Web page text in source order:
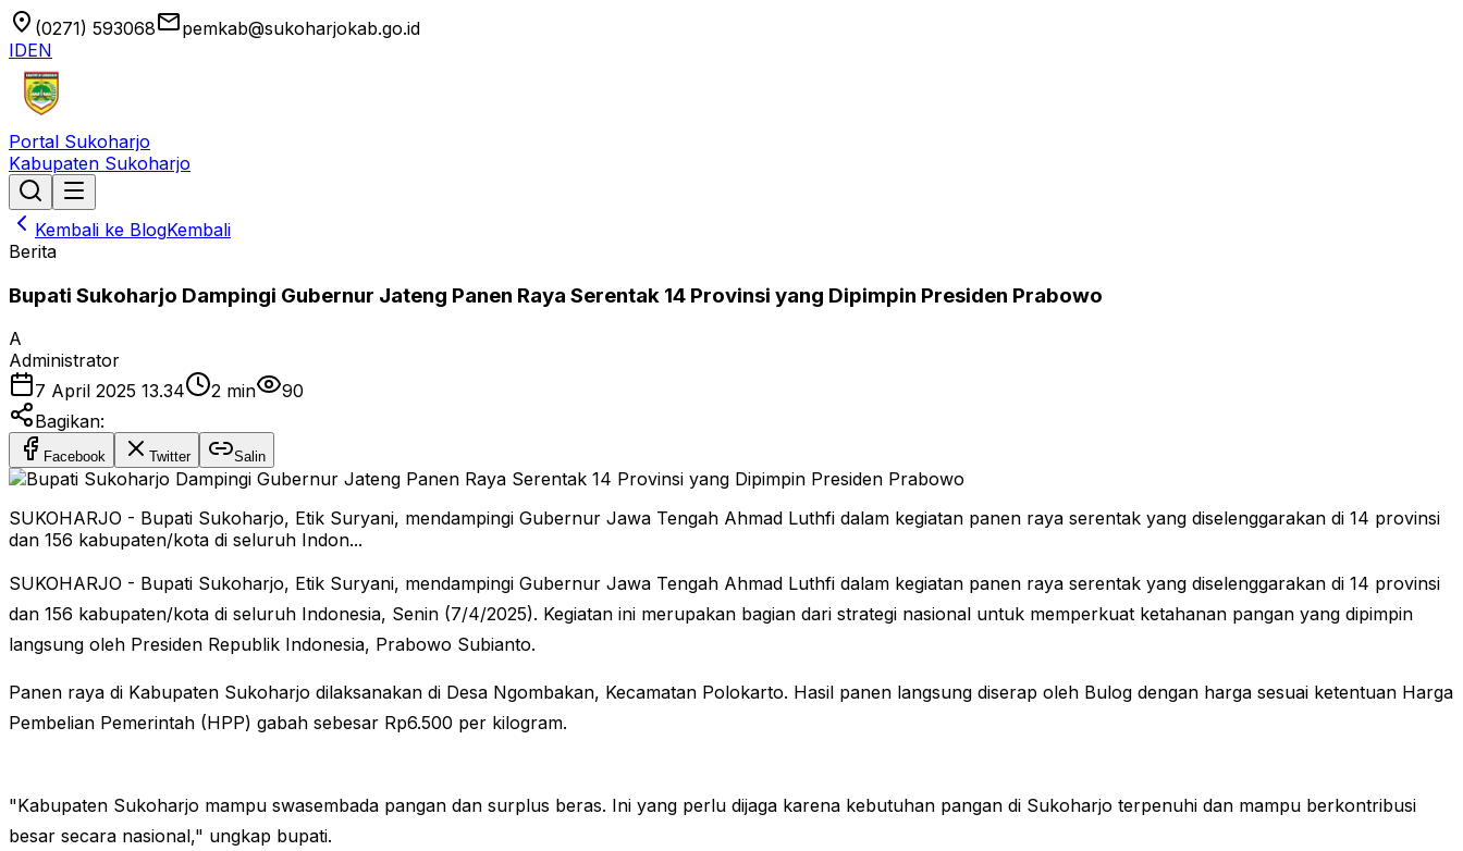
location_on (0271) 593068emailpemkab@sukoharjokab.go.id
IDEN
Portal Sukoharjo
Kabupaten Sukoharjo
Kembali ke BlogKembali
Berita
Bupati Sukoharjo Dampingi Gubernur Jateng Panen Raya Serentak 14 Provinsi yang Dipimpin Presiden Prabowo
A
Administrator
7 April 2025 13.34
2 min
90
Bagikan:
Facebook Twitter Salin
SUKOHARJO - Bupati Sukoharjo, Etik Suryani, mendampingi Gubernur Jawa Tengah Ahmad Luthfi dalam kegiatan panen raya serentak yang diselenggarakan di 14 provinsi
dan 156 kabupaten/kota di seluruh Indon...
SUKOHARJO - Bupati Sukoharjo, Etik Suryani, mendampingi Gubernur Jawa Tengah Ahmad Luthfi dalam kegiatan panen raya serentak yang diselenggarakan di 14 provinsi
dan 156 kabupaten/kota di seluruh Indonesia, Senin (7/4/2025). Kegiatan ini merupakan bagian dari strategi nasional untuk memperkuat ketahanan pangan yang dipimpin
langsung oleh Presiden Republik Indonesia, Prabowo Subianto.
Panen raya di Kabupaten Sukoharjo dilaksanakan di Desa Ngombakan, Kecamatan Polokarto. Hasil panen langsung diserap oleh Bulog dengan harga sesuai ketentuan Harga
Pembelian Pemerintah (HPP) gabah sebesar Rp6.500 per kilogram.
"Kabupaten Sukoharjo mampu swasembada pangan dan surplus beras. Ini yang perlu dijaga karena kebutuhan pangan di Sukoharjo terpenuhi dan mampu berkontribusi
besar secara nasional," ungkap bupati.